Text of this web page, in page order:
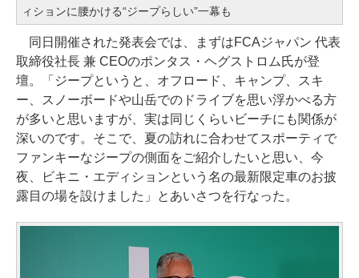
ィションに腰かける“ジープらしい”一幕も
同日開催された発表会では、まずはFCAジャパン 代表
取締役社長 兼 CEOのポンタス・ヘグストロム氏が登
壇。「ジープというと、オフロード、キャンプ、スキ
ー、スノーボードや山岳でのドライブを思い浮かべる方
が多いと思いますが、実は同じくらいビーチにも関係が
深いのです。そこで、夏の訪れに合わせてスポーティで
ファンキーなジープの側面をご紹介したいと思い、今
夜、ビキニ・エディションという名の最新限定車のお披
露目の場を設けました」とあいさつを行なった。